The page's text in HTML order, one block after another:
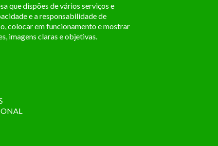
que dispões de vários serviços e
e a responsabilidade de
colocar em funcionamento e mostrar
imagens claras e objetivas.